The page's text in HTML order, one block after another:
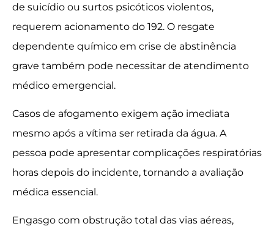
de suicídio ou surtos psicóticos violentos,
requerem acionamento do 192. O resgate
dependente químico em crise de abstinência
grave também pode necessitar de atendimento
médico emergencial.
Casos de afogamento exigem ação imediata
mesmo após a vítima ser retirada da água. A
pessoa pode apresentar complicações respiratórias
horas depois do incidente, tornando a avaliação
médica essencial.
Engasgo com obstrução total das vias aéreas,